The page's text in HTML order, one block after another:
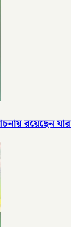
রয়েছেন